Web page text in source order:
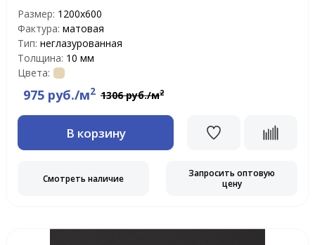
Размер: 1200х600
Фактура: матовая
Тип: неглазурованная
Толщина: 10 мм
Цвета:
975 руб./м2 1306 руб./м2
В корзину
Смотреть наличие
Запросить оптовую
цену